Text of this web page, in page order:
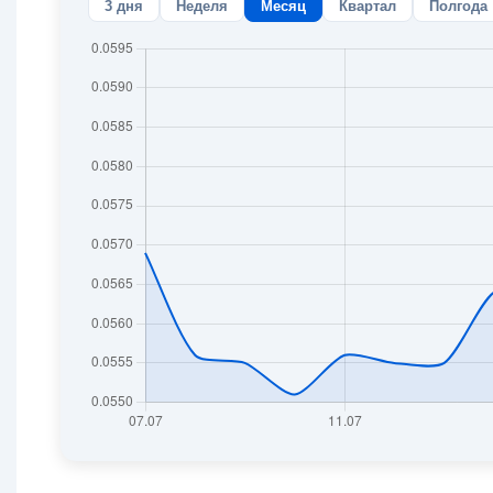
3 дня Неделя Месяц Квартал Полгода